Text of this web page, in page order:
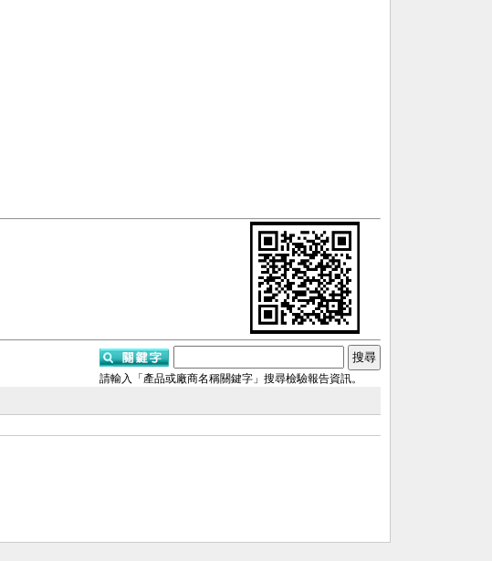
請輸入「產品或廠商名稱關鍵字」搜尋檢驗報告資訊。